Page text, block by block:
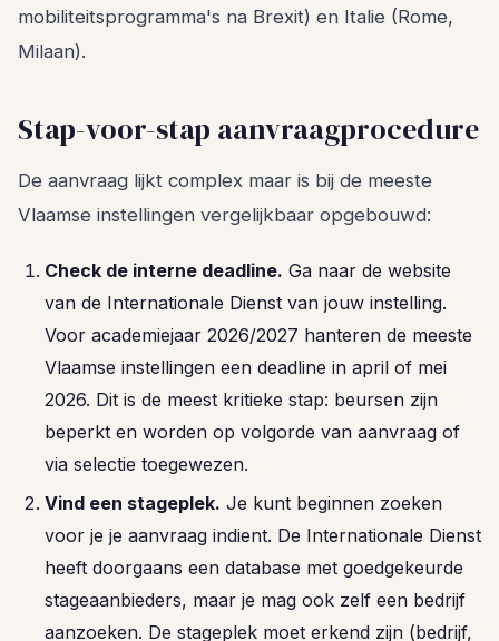
mobiliteitsprogramma's na Brexit) en Italie (Rome,
Milaan).
Stap-voor-stap aanvraagprocedure
De aanvraag lijkt complex maar is bij de meeste
Vlaamse instellingen vergelijkbaar opgebouwd:
Check de interne deadline. Ga naar de website
van de Internationale Dienst van jouw instelling.
Voor academiejaar 2026/2027 hanteren de meeste
Vlaamse instellingen een deadline in april of mei
2026. Dit is de meest kritieke stap: beursen zijn
beperkt en worden op volgorde van aanvraag of
via selectie toegewezen.
Vind een stageplek. Je kunt beginnen zoeken
voor je je aanvraag indient. De Internationale Dienst
heeft doorgaans een database met goedgekeurde
stageaanbieders, maar je mag ook zelf een bedrijf
aanzoeken. De stageplek moet erkend zijn (bedrijf,